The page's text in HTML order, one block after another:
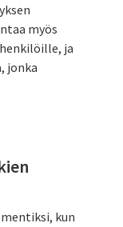
myös
ja
jonka
kun